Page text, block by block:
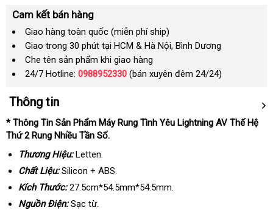
Cam kết bán hàng
Giao hàng toàn quốc (miễn phí ship)
Giao trong 30 phút tại HCM & Hà Nội, Bình Dương
Che tên sản phẩm khi giao hàng
24/7 Hotline: 0988952330 (bán xuyên đêm 24/24)
Thông tin
* Thông Tin Sản Phẩm Máy Rung Tình Yêu Lightning AV Thế Hệ
Thứ 2 Rung Nhiều Tần Số.
Thương Hiệu:Letten.
Chất Liệu:Silicon + ABS.
Kích Thước:27.5cm*54.5mm*54.5mm.
Nguồn Điện:Sạc từ.